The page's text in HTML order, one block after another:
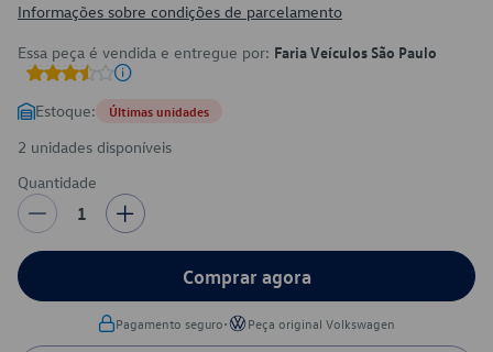
Informações sobre condições de parcelamento
Essa peça é vendida e entregue por: Faria Veículos São Paulo
Estoque: Últimas unidades
2 unidades disponíveis
Quantidade
1
Comprar agora
Pagamento seguro• Peça original Volkswagen